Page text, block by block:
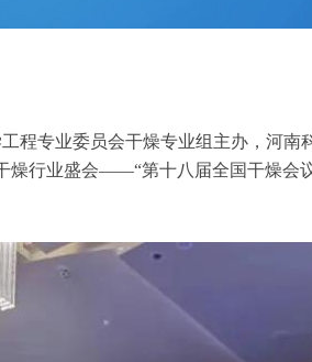
程专业委员会干燥专业组主办，河南
燥行业盛会——“第十八届全国干燥会